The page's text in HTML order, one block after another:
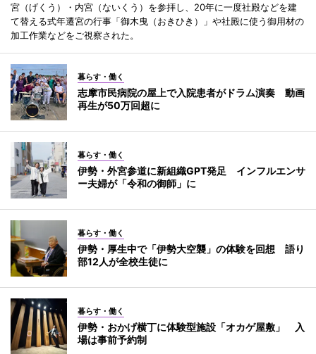
宮（げくう）・内宮（ないくう）を参拝し、20年に一度社殿などを建
て替える式年遷宮の行事「御木曳（おきひき）」や社殿に使う御用材の
加工作業などをご視察された。
暮らす・働く
志摩市民病院の屋上で入院患者がドラム演奏 動画
再生が50万回超に
暮らす・働く
伊勢・外宮参道に新組織GPT発足 インフルエンサ
ー夫婦が「令和の御師」に
暮らす・働く
伊勢・厚生中で「伊勢大空襲」の体験を回想 語り
部12人が全校生徒に
暮らす・働く
伊勢・おかげ横丁に体験型施設「オカゲ屋敷」 入
場は事前予約制